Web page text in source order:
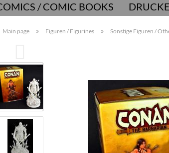
/ COMIC BOOKS
Main page » Figuren / Figurines » Sonstige Figuren /